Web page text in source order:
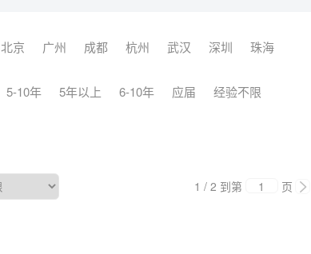
北京 广州 成都 杭州 武汉 深圳
珠海
5-10年 5年以上 6-10年 应届 经验不限
1 / 2 到第 页